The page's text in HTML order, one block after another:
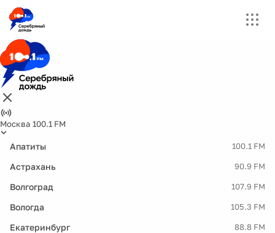
Москва 100.1 FM
Апатиты 100.1 FM
Астрахань 90.9 FM
Волгоград 107.9 FM
Вологда 105.3 FM
Екатеринбург 88.8 FM